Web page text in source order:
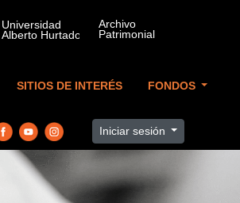
SITIOS DE INTERÉS FONDOS
Iniciar sesión